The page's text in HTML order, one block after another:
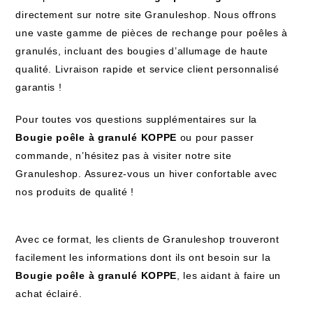
directement sur notre site Granuleshop. Nous offrons
une vaste gamme de pièces de rechange pour poêles à
granulés, incluant des bougies d’allumage de haute
qualité. Livraison rapide et service client personnalisé
garantis !
Pour toutes vos questions supplémentaires sur la
Bougie poêle à granulé KOPPE ou pour passer
commande, n’hésitez pas à visiter notre site
Granuleshop. Assurez-vous un hiver confortable avec
nos produits de qualité !
Avec ce format, les clients de Granuleshop trouveront
facilement les informations dont ils ont besoin sur la
Bougie poêle à granulé KOPPE , les aidant à faire un
achat éclairé.